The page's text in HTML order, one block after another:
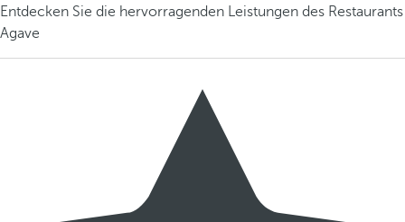
Entdecken Sie die hervorragenden Leistungen des Restaurants
Agave